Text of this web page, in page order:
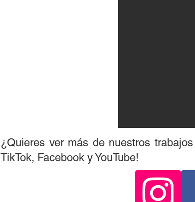
¿Quieres ver más de nuestros
TikTok, Facebook y YouTube!